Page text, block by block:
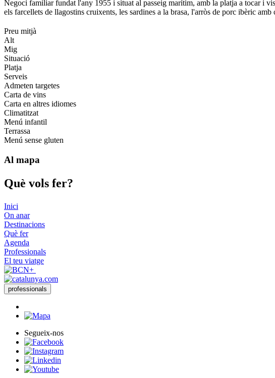
Negoci familiar fundat l'any 1955 i situat al passeig marítim, amb la platja a tocar i
els farcellets de llagostins cruixents, les sardines a la brasa, l'arròs de porc ibèric
Preu mitjà
Alt
Mig
Situació
Platja
Serveis
Admeten targetes
Carta de vins
Carta en altres idiomes
Climatitzat
Menú infantil
Terrassa
Menú sense gluten
Al mapa
Què vols fer?
Inici
On anar
Destinacions
Què fer
Agenda
Professionals
El teu viatge
professionals
Segueix-nos